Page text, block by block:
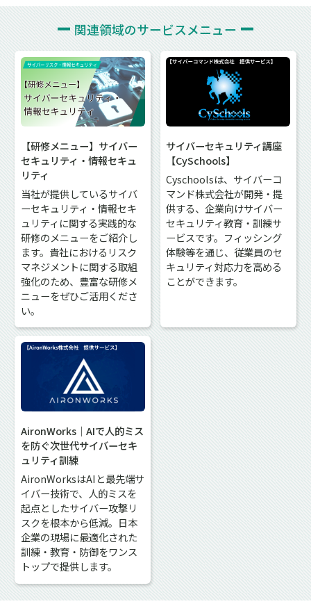
関連領域のサービスメニュー
【研修メニュー】サイバー
セキュリティ・情報セキュ
リティ
当社が提供しているサイバ
ーセキュリティ・情報セキ
ュリティに関する実践的な
研修のメニューをご紹介し
ます。貴社におけるリスク
マネジメントに関する取組
強化のため、豊富な研修メ
ニューをぜひご活用くださ
い。
サイバーセキュリティ講座
【CySchools】
Cyschoolsは、サイバーコ
マンド株式会社が開発・提
供する、企業向けサイバー
セキュリティ教育・訓練サ
ービスです。フィッシング
体験等を通じ、従業員のセ
キュリティ対応力を高める
ことができます。
AironWorks｜AIで人的ミス
を防ぐ次世代サイバーセキ
ュリティ訓練
AironWorksはAIと最先端サ
イバー技術で、人的ミスを
起点としたサイバー攻撃リ
スクを根本から低減。日本
企業の現場に最適化された
訓練・教育・防御をワンス
トップで提供します。